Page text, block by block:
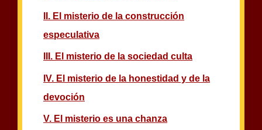
II. El misterio de la construcción
especulativa
III. El misterio de la sociedad culta
IV. El misterio de la honestidad y de la
devoción
V. El misterio es una chanza